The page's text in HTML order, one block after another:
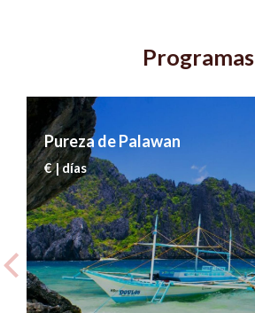
Programas
Pureza de Palawan
€ | días